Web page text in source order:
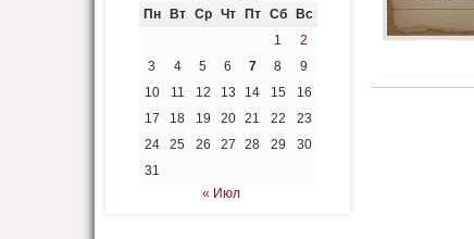
Пн
Вт Ср Чт Пт Сб
Вс
1
2
3
4 5 6 7 8
9
10
11 12 13 14 15
16
17
18 19 20 21 22
23
24
25 26 27 28 29
30
31
« Июл